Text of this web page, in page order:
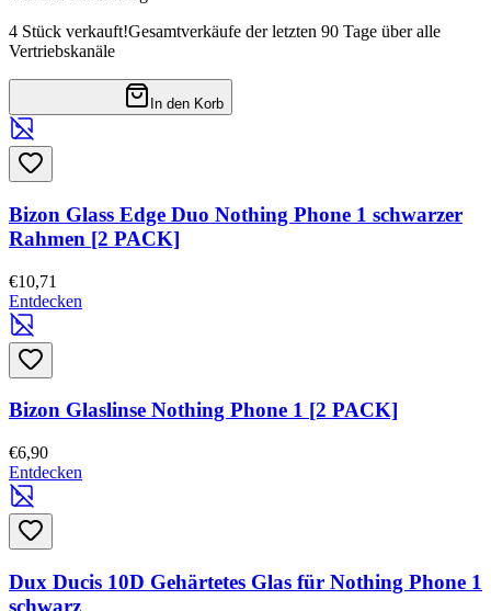
4 Stück verkauft!Gesamtverkäufe der letzten 90 Tage über alle
Vertriebskanäle
In den Korb
Bizon Glass Edge Duo Nothing Phone 1 schwarzer
Rahmen [2 PACK]
€10,71
Entdecken
Bizon Glaslinse Nothing Phone 1 [2 PACK]
€6,90
Entdecken
Dux Ducis 10D Gehärtetes Glas für Nothing Phone 1
schwarz